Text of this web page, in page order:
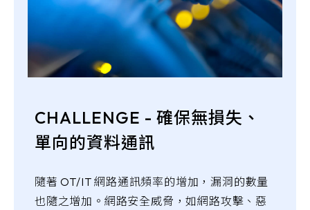
CHALLENGE - 確保無損失、
單向的資料通訊
隨著 OT/IT 網路通訊頻率的增加，漏洞的數量
也隨之增加。網路安全威脅，如網路攻擊、惡